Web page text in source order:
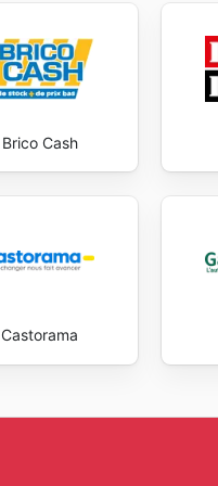
Brico Cash
Castorama